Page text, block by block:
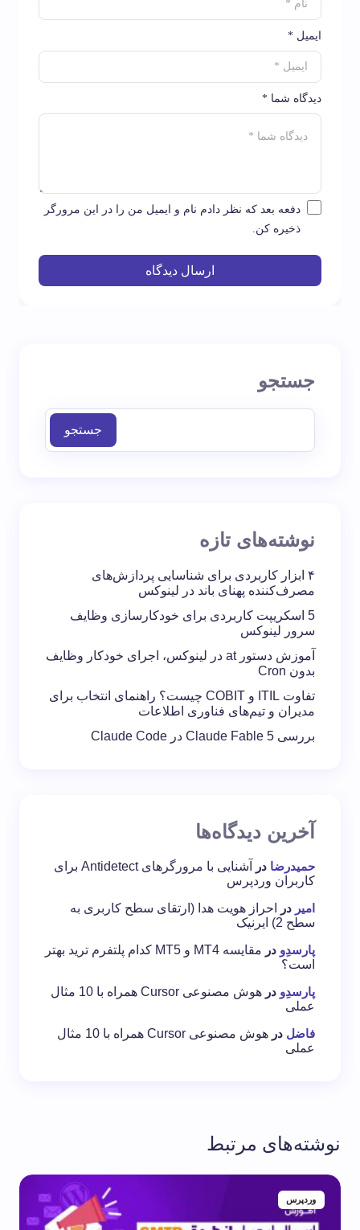
دیدگاه شما *
ایمیل *
دفعه بعد که نظر دادم نام و ایمیل من را در این مرورگر
ذخیره کن.
ارسال دیدگاه
جستجو
جستجو
نوشته‌های تازه
۴ ابزار کاربردی برای شناسایی پردازش‌های
مصرف‌کننده پهنای باند در لینوکس
5 اسکریپت کاربردی برای خودکارسازی وظایف
سرور لینوکس
آموزش دستور at در لینوکس، اجرای خودکار وظایف
بدون Cron
تفاوت ITIL و COBIT چیست؟ راهنمای انتخاب برای
مدیران و تیم‌های فناوری اطلاعات
بررسی Claude Fable 5 در Claude Code
آخرین دیدگاه‌ها
حمیدرضا در
آشنایی با مرورگرهای Antidetect برای
کاربران وردپرس
امیر در
احراز هویت هدا (ارتقای سطح کاربری به
سطح 2) ایرنیک
پارسدِو در
مقایسه MT4 و MT5 کدام پلتفرم ترید بهتر
است؟
پارسدِو در
هوش مصنوعی Cursor همراه با 10 مثال
عملی
فاضل در
هوش مصنوعی Cursor همراه با 10 مثال
عملی
نوشته‌های مرتبط
وردپرس